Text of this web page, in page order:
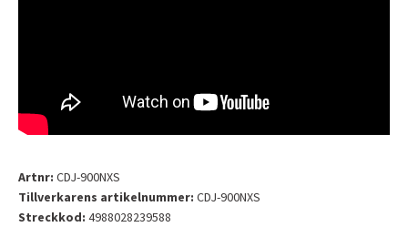
Artnr: CDJ-900NXS
Tillverkarens artikelnummer: CDJ-900NXS
Streckkod: 4988028239588